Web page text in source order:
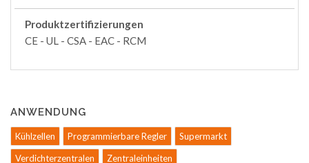
Produktzertifizierungen
CE - UL - CSA - EAC - RCM
ANWENDUNG
Kühlzellen Programmierbare Regler
Supermarkt
Verdichterzentralen
Zentraleinheiten